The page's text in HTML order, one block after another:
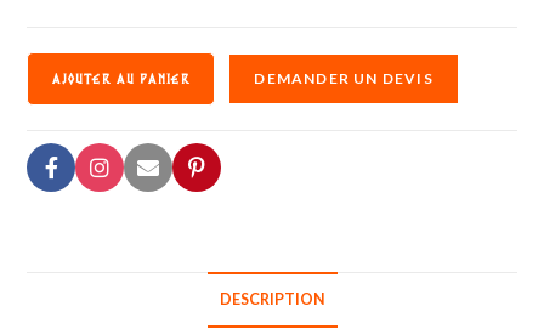
AJOUTER AU PANIER DEMANDER UN DEVIS
DESCRIPTION